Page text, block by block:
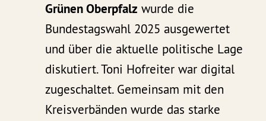
Grünen Oberpfalz wurde die
Bundestagswahl 2025 ausgewertet
und über die aktuelle politische Lage
diskutiert. Toni Hofreiter war digital
zugeschaltet. Gemeinsam mit den
Kreisverbänden wurde das starke